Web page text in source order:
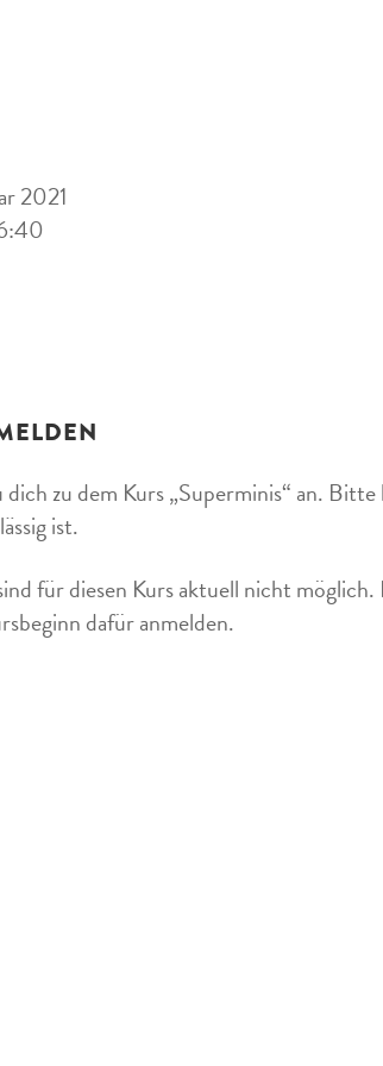
2021
zu dem Kurs „Superminis“ an.
ist.
für diesen Kurs aktuell nicht
dafür anmelden.